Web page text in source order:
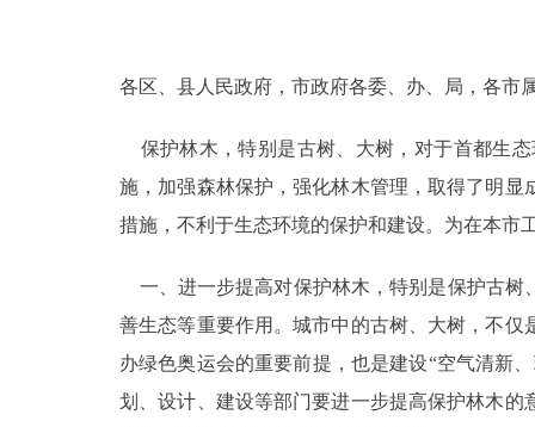
决策公开
政务服务
个人服务
便民服务
中介服务
各区、县人民政府，市政府各委、办、局，各市
保护林木，特别是古树、大树，对于首都生
施，加强森林保护，强化林木管理，取得了明
措施，不利于生态环境的保护和建设。为在本市
一、进一步提高对保护林木，特别是保护古树
善生态等重要作用。城市中的古树、大树，不
办绿色奥运会的重要前提，也是建设“空气清新
划、设计、建设等部门要进一步提高保护林木